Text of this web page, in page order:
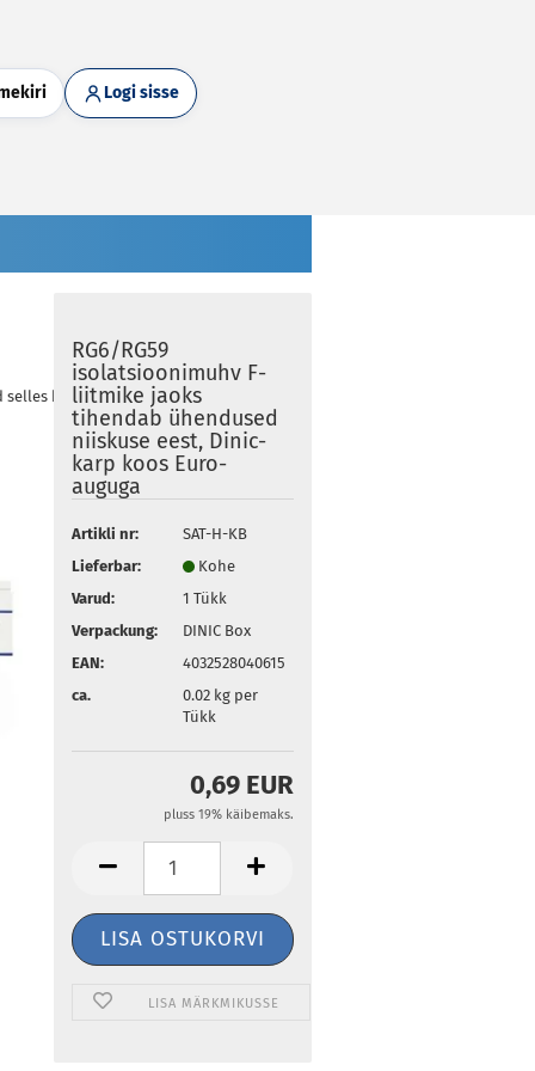
Logi sisse
kategoorias
RG6/RG59
isolatsioonimuhv F-
liitmike jaoks
tihendab ühendused
niiskuse eest, Dinic-
karp koos Euro-
auguga
Artikli nr:
SAT-H-KB
Lieferbar:
Kohe
Varud:
1 Tükk
Verpackung:
DINIC Box
EAN:
4032528040615
ca.
0.02kg per
Tükk
0,69 EUR
pluss 19% käibemaks.
LISA MÄRKMIKUSSE